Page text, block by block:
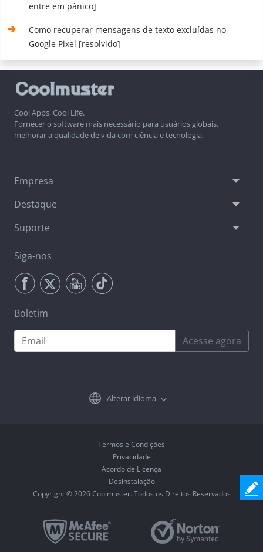
entre em pânico]
Como recuperar mensagens de texto excluídas no
Google Pixel [resolvido]
Cool Apps, Cool Life.
Fornecer o software mais necessário para usuários globais,
melhorar a qualidade de vida com ciência e tecnologia.
Empresa
Destaque
Suporte
Siga-nos
Boletim
Acesse agora
Alterar idioma
Termos e Condições
Privacidade
Acordo de Licença
Desinstalação
Copyright © 2026 Coolmuster. Todos os Direitos Reservados